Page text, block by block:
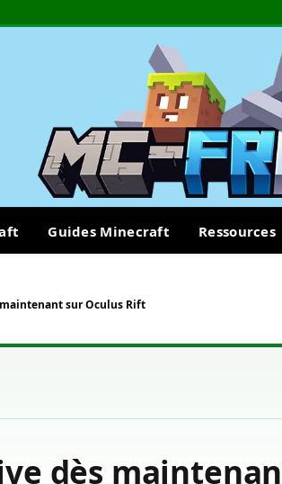
Guides Minecraft Ressources
sur Oculus Rift
dès